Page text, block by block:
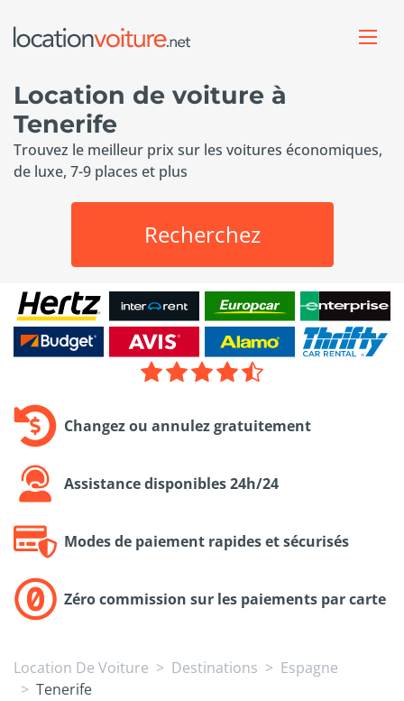
Location de voiture à
Tenerife
Trouvez le meilleur prix sur les voitures économiques,
de luxe, 7-9 places et plus
Recherchez
Changez ou annulez gratuitement
Assistance disponibles 24h/24
Modes de paiement rapides et sécurisés
Zéro commission sur les paiements par carte
Location De Voiture Destinations
Espagne
Tenerife